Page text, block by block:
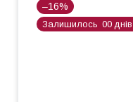
–16%
Залишилось 00 днів